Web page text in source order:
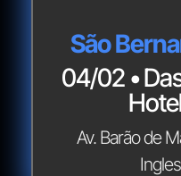
São
04/02 •
Av. Barão de